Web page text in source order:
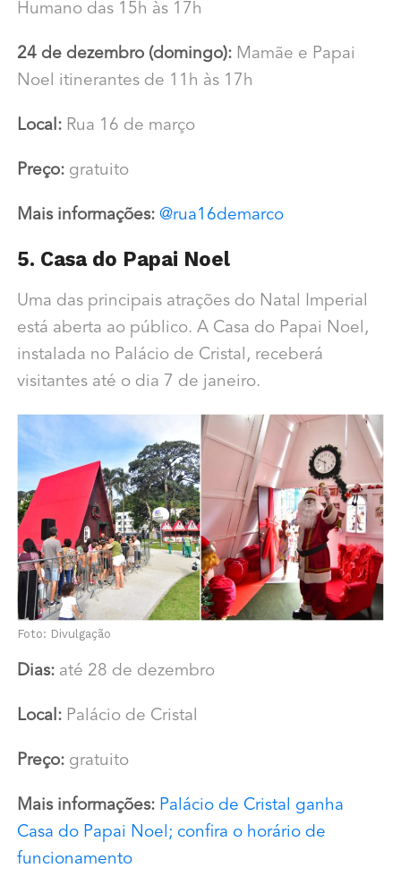
Humano das 15h às 17h
24 de dezembro (domingo):Mamãe e Papai
Noel itinerantes de 11h às 17h
Local:Rua 16 de março
Preço:gratuito
Mais informações: @rua16demarco
5. Casa do Papai Noel
Uma das principais atrações do Natal Imperial
está aberta ao público. A Casa do Papai Noel,
instalada no Palácio de Cristal, receberá
visitantes até o dia 7 de janeiro.
Foto: Divulgação
Dias: até 28 de dezembro
Local:Palácio de Cristal
Preço:gratuito
Mais informações: Palácio de Cristal ganha
Casa do Papai Noel; confira o horário de
funcionamento